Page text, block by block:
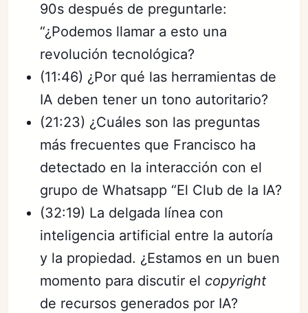
90s después de preguntarle:
“¿Podemos llamar a esto una
revolución tecnológica?
(11:46) ¿Por qué las herramientas de
IA deben tener un tono autoritario?
(21:23) ¿Cuáles son las preguntas
más frecuentes que Francisco ha
detectado en la interacción con el
grupo de Whatsapp “El Club de la IA?
(32:19) La delgada línea con
inteligencia artificial entre la autoría
y la propiedad. ¿Estamos en un buen
momento para discutir el copyright
de recursos generados por IA?